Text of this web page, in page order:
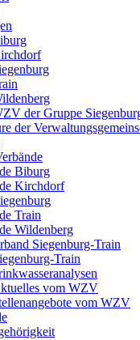
der Gruppe
der
Biburg
Kirchdorf
Train
Wildenberg
Siegenburg-Train
Train
vom WZV
vom WZV